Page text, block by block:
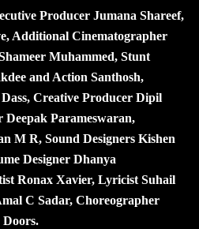
Producer Jumana Shareef,
Additional Cinematographer
Muhammed, Stunt
and Action Santhosh,
Creative Producer Dipil
Parameswaran,
M R, Sound Designers Kishen
Designer Dhanya
Ronax Xavier, Lyricist Suhail
C Sadar, Choreographer
Doors.